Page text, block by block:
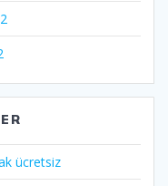
ücretsiz